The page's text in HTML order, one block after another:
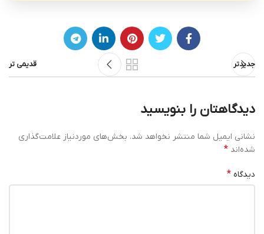
جدیدتر قدیمی تر
دیدگاهتان را بنویسید
نشانی ایمیل شما منتشر نخواهد شد. بخش‌های موردنیاز علامت‌گذاری
شده‌اند *
دیدگاه *